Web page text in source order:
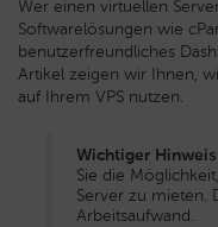
Wer einen virtuellen
Softwarelösungen wie
benutzerfreundliches
Artikel zeigen wir Ihnen,
auf Ihrem VPS nutzen.
Wichtiger Hinweis
Sie die
Server zu mieten.
Arbeitsaufwand.